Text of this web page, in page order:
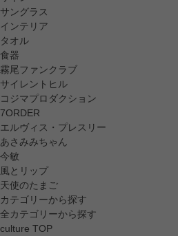
サングラス
インテリア
タオル
食器
霧尾ファンクラブ
サイレントヒル
コジマプロダクション
7ORDER
エルヴィス・プレスリー
あさみみちゃん
今敏
風とリップ
天使のたまご
カテゴリーから探す
全カテゴリーから探す
culture TOP